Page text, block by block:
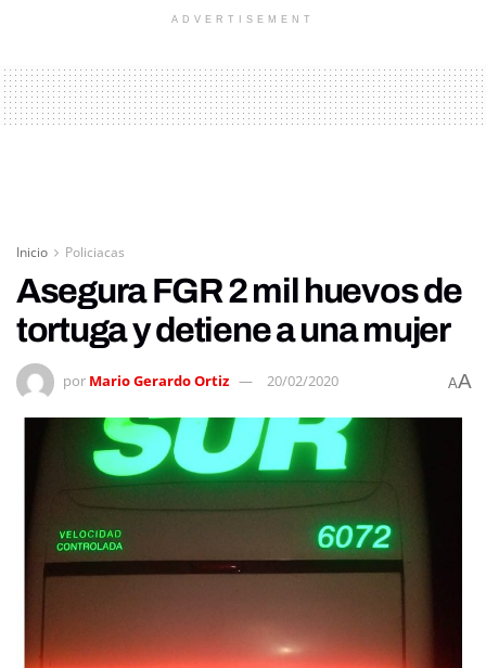
ADVERTISEMENT
Inicio Policiacas
Asegura FGR 2 mil huevos de
tortuga y detiene a una mujer
por Mario Gerardo Ortiz 20/02/2020 AA